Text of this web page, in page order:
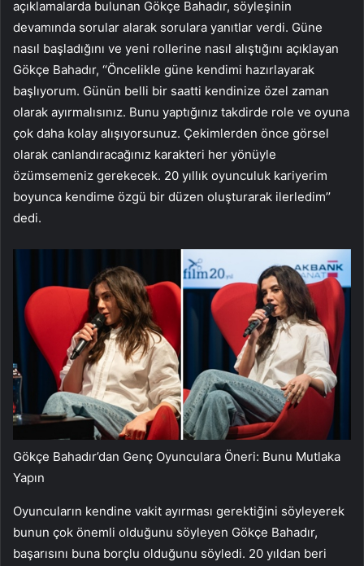
açıklamalarda bulunan Gökçe Bahadır, söyleşinin
devamında sorular alarak sorulara yanıtlar verdi. Güne
nasıl başladığını ve yeni rollerine nasıl alıştığını açıklayan
Gökçe Bahadır, ‘‘Öncelikle güne kendimi hazırlayarak
başlıyorum. Günün belli bir saatti kendinize özel zaman
olarak ayırmalısınız. Bunu yaptığınız takdirde role ve oyuna
çok daha kolay alışıyorsunuz. Çekimlerden önce görsel
olarak canlandıracağınız karakteri her yönüyle
özümsemeniz gerekecek. 20 yıllık oyunculuk kariyerim
boyunca kendime özgü bir düzen oluşturarak ilerledim’’
dedi.
Gökçe Bahadır’dan Genç Oyunculara Öneri: Bunu Mutlaka
Yapın
Oyuncuların kendine vakit ayırması gerektiğini söyleyerek
bunun çok önemli olduğunu söyleyen Gökçe Bahadır,
başarısını buna borçlu olduğunu söyledi. 20 yıldan beri